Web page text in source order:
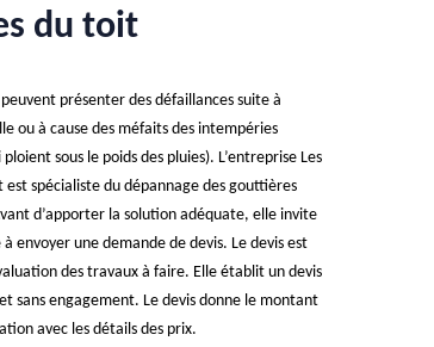
du toit
présenter des défaillances suite à
ou à cause des méfaits des intempéries
sous le poids des pluies). L’entreprise Les
spécialiste du dépannage des gouttières
d’apporter la solution adéquate, elle invite
envoyer une demande de devis. Le devis est
des travaux à faire. Elle établit un devis
sans engagement. Le devis donne le montant
avec les détails des prix.